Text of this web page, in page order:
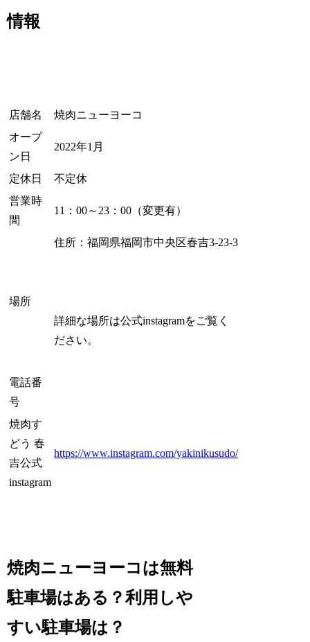
情報
店舗名
焼肉ニューヨーコ
オープ
ン日
2022年1月
定休日
不定休
営業時
間
11：00～23：00（変更有）
場所
住所：福岡県福岡市中央区春吉3-23-3
詳細な場所は公式instagramをご覧く
ださい。
電話番
号
焼肉す
どう 春
吉公式
instagram
https://www.instagram.com/yakinikusudo/
焼肉ニューヨーコは無料
駐車場はある？利用しや
すい駐車場は？